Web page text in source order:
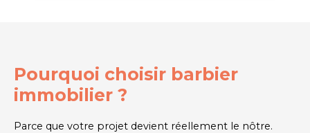
Pourquoi choisir barbier
immobilier ?
Parce que votre projet devient réellement le nôtre.